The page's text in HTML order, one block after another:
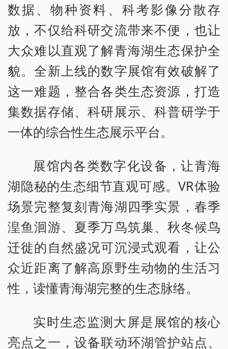
数据、物种资料、科考影像分散存
放，不仅给科研交流带来不便，也让
大众难以直观了解青海湖生态保护全
貌。全新上线的数字展馆有效破解了
这一难题，整合各类生态资源，打造
集数据存储、科研展示、科普研学于
一体的综合性生态展示平台。
展馆内各类数字化设备，让青海
湖隐秘的生态细节直观可感。VR体验
场景完整复刻青海湖四季实景，春季
湟鱼洄游、夏季万鸟筑巢、秋冬候鸟
迁徙的自然盛况可沉浸式观看，让公
众近距离了解高原野生动物的生活习
性，读懂青海湖完整的生态脉络。
实时生态监测大屏是展馆的核心
亮点之一，设备联动环湖管护站点、